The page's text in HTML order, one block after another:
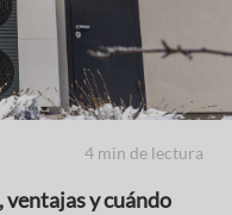
4 min de lectura
y cuándo